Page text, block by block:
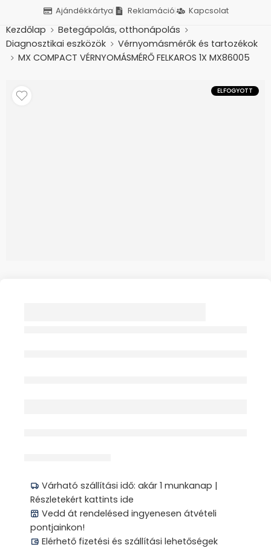
Ajándékkártya Reklamáció Kapcsolat
Kezdőlap
Betegápolás, otthonápolás
Diagnosztikai eszközök
Vérnyomásmérők és tartozékok
MX COMPACT VÉRNYOMÁSMÉRŐ FELKAROS 1X MX86005
ELFOGYOTT
Várható szállítási idő: akár 1 munkanap |
Részletekért kattints ide
Vedd át rendelésed ingyenesen átvételi
pontjainkon!
Elérhető fizetési és szállítási lehetőségek